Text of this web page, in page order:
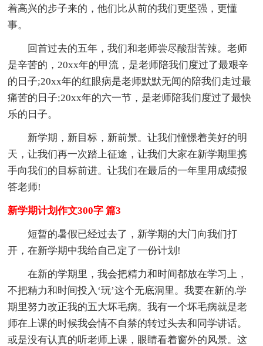
着高兴的步子来的，他们比从前的我们更坚强，更懂
事。
回首过去的五年，我们和老师尝尽酸甜苦辣。老师
是辛苦的，20xx年的甲流，是老师陪我们度过了最艰辛
的日子;20xx年的红眼病是老师默默无闻的陪我们走过最
痛苦的日子;20xx年的六一节，是老师陪我们度过了最快
乐的日子。
新学期，新目标，新前景。让我们憧憬着美好的明
天，让我们再一次踏上征途，让我们大家在新学期里携
手向我们的目标前进。让我们在最后的一年里用成绩报
答老师!
新学期计划作文300字 篇3
短暂的暑假已经过去了，新学期的大门向我们打
开，在新学期中我给自己定了一份计划!
在新的学期里，我会把精力和时间都放在学习上，
不把精力和时间投入‘玩’这个无底洞里。我要在新的.学
期里努力改正我的五大坏毛病。我有一个坏毛病就是老
师在上课的时候我会情不自禁的转过头去和同学讲话。
或是没有认真的听老师上课，眼睛看着窗外的风景。这